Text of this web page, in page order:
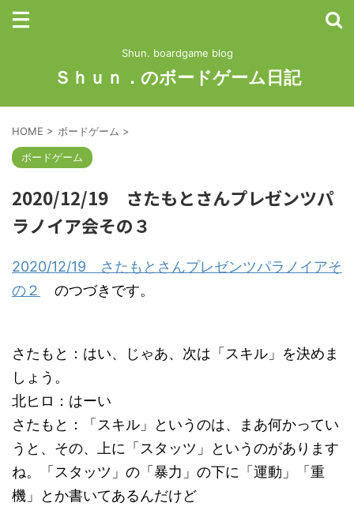
Shun. boardgame blog
Ｓｈｕｎ．のボードゲーム日記
HOME > ボードゲーム >
ボードゲーム
2020/12/19 さたもとさんプレゼンツパ
ラノイア会その３
2020/12/19 さたもとさんプレゼンツパラノイアそ
の２
のつづきです。
さたもと：はい、じゃあ、次は「スキル」を決めま
しょう。
北ヒロ：はーい
さたもと：「スキル」というのは、まあ何かってい
うと、その、上に「スタッツ」というのがあります
ね。「スタッツ」の「暴力」の下に「運動」「重
機」とか書いてあるんだけど